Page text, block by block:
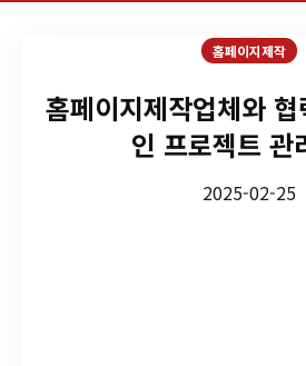
홈페이지제작
홈페이지제작업체와
인 프로젝트 관
2025-02-25